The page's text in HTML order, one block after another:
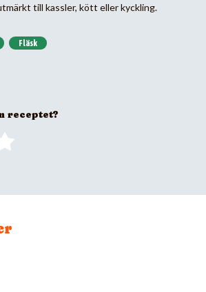
till kassler, kött eller kyckling.
Fläsk
receptet?